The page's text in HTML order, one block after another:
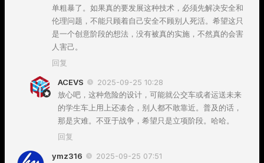
单粗暴了。如果真的要发展这种技术，必须先解决安全和
伦理问题，不能只顾着自己安全不顾别人死活。希望这只
是一个创意阶段的想法，没有被真的实施，不然真的会害
人害己。
回复
ACEVS
2025-09-25 10:28
放心吧，这种危险的设计，可能就公交车或者运送未来
的学生车上用上还凑合，别人都不敢靠近。普及的话，
那是灾难。不亚于战争，希望只是立项阶段。哈哈。
回复
ymz316
2025-09-25 07:51